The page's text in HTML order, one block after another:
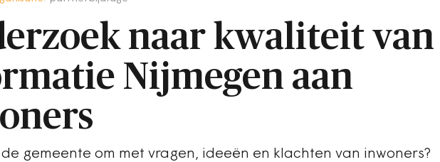
naar kwaliteit van
Nijmegen aan
gemeente om met vragen, ideeën en klachten van inwoners?